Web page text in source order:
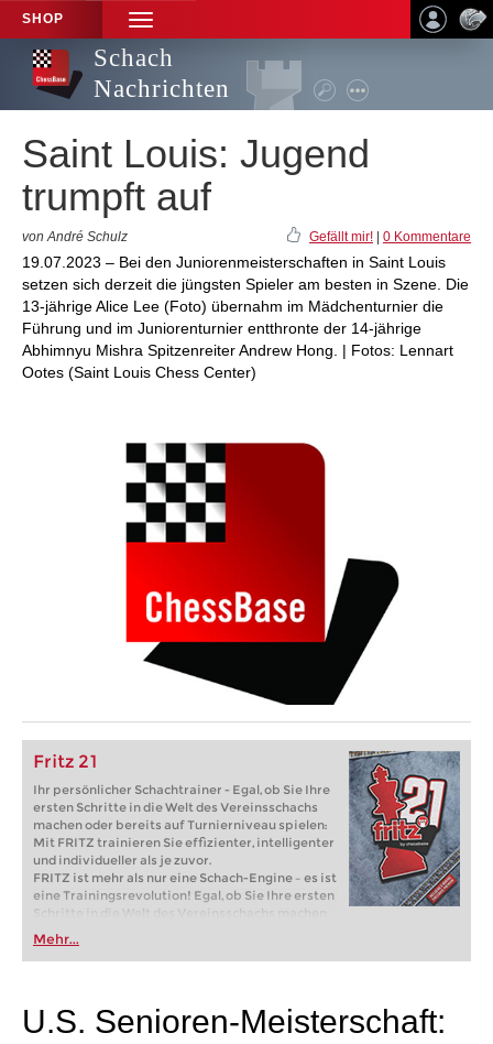
SHOP
TOGGLE
NAVIGATION
Schach
Nachrichten
Saint Louis: Jugend
trumpft auf
von André Schulz Gefällt mir! 0 Kommentare
19.07.2023 – Bei den Juniorenmeisterschaften in Saint Louis
setzen sich derzeit die jüngsten Spieler am besten in Szene. Die
13-jährige Alice Lee (Foto) übernahm im Mädchenturnier die
Führung und im Juniorenturnier entthronte der 14-jährige
Abhimnyu Mishra Spitzenreiter Andrew Hong. | Fotos: Lennart
Ootes (Saint Louis Chess Center)
Fritz 21
Ihr persönlicher Schachtrainer - Egal, ob Sie Ihre
ersten Schritte in die Welt des Vereinsschachs
machen oder bereits auf Turnierniveau spielen:
Mit FRITZ trainieren Sie effizienter, intelligenter
und individueller als je zuvor.
FRITZ ist mehr als nur eine Schach-Engine – es ist
eine Trainingsrevolution! Egal, ob Sie Ihre ersten
Schritte in die Welt des Vereinsschachs machen
oder bereits auf Turnierniveau spielen: Mit
FRITZ trainieren Sie effizienter, intelligenter und
individueller als je zuvor.
Mehr...
U.S. Senioren-Meisterschaft: